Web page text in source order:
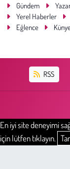
Gündem
Yerel Haberler
Eğlence
RSS
En iyi site deneyimi
için lütfen tıklayın.